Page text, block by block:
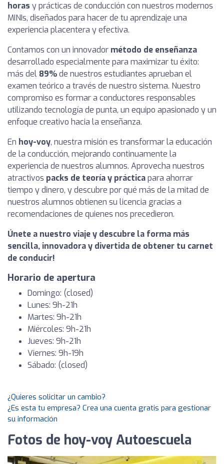
horas y prácticas de conducción con nuestros modernos
MINIs, diseñados para hacer de tu aprendizaje una
experiencia placentera y efectiva.
Contamos con un innovador método de enseñanza
desarrollado especialmente para maximizar tu éxito:
más del 89%de nuestros estudiantes aprueban el
examen teórico a través de nuestro sistema. Nuestro
compromiso es formar a conductores responsables
utilizando tecnología de punta, un equipo apasionado y un
enfoque creativo hacia la enseñanza.
En hoy-voy, nuestra misión es transformar la educación
de la conducción, mejorando continuamente la
experiencia de nuestros alumnos. Aprovecha nuestros
atractivos packs de teoría y prácticapara ahorrar
tiempo y dinero, y descubre por qué más de la mitad de
nuestros alumnos obtienen su licencia gracias a
recomendaciones de quienes nos precedieron.
Únete a nuestro viaje y descubre la forma más
sencilla, innovadora y divertida de obtener tu carnet
de conducir!
Horario de apertura
Domingo: (closed)
Lunes: 9h-21h
Martes: 9h-21h
Miércoles: 9h-21h
Jueves: 9h-21h
Viernes: 9h-19h
Sábado: (closed)
¿Quieres solicitar un cambio?
¿Es esta tu empresa? Crea una cuenta gratis para gestionar
su información
Fotos de hoy-voy Autoescuela